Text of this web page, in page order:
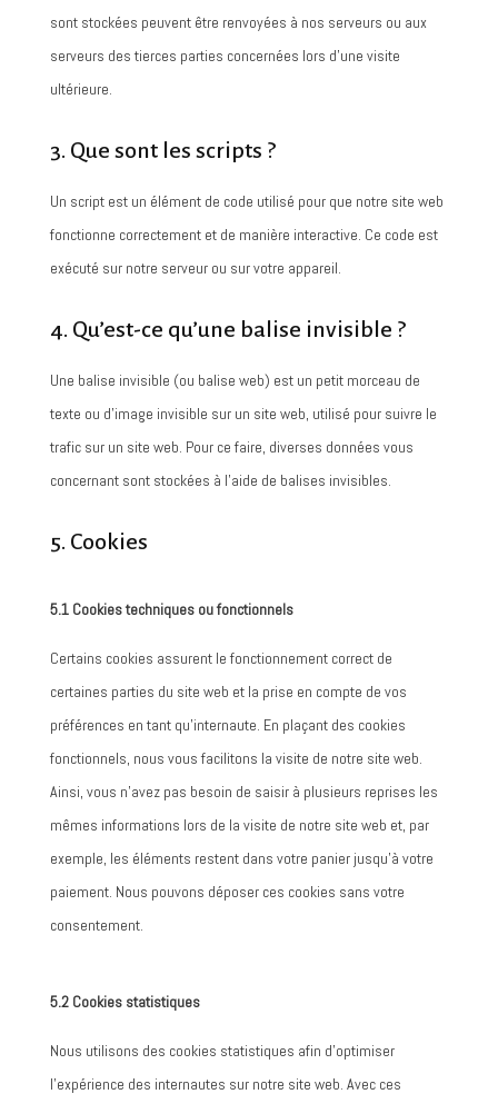
sont stockées peuvent être renvoyées à nos serveurs ou aux
serveurs des tierces parties concernées lors d’une visite
ultérieure.
3. Que sont les scripts ?
Un script est un élément de code utilisé pour que notre site web
fonctionne correctement et de manière interactive. Ce code est
exécuté sur notre serveur ou sur votre appareil.
4. Qu’est-ce qu’une balise invisible ?
Une balise invisible (ou balise web) est un petit morceau de
texte ou d’image invisible sur un site web, utilisé pour suivre le
trafic sur un site web. Pour ce faire, diverses données vous
concernant sont stockées à l’aide de balises invisibles.
5. Cookies
5.1 Cookies techniques ou fonctionnels
Certains cookies assurent le fonctionnement correct de
certaines parties du site web et la prise en compte de vos
préférences en tant qu’internaute. En plaçant des cookies
fonctionnels, nous vous facilitons la visite de notre site web.
Ainsi, vous n’avez pas besoin de saisir à plusieurs reprises les
mêmes informations lors de la visite de notre site web et, par
exemple, les éléments restent dans votre panier jusqu’à votre
paiement. Nous pouvons déposer ces cookies sans votre
consentement.
5.2 Cookies statistiques
Nous utilisons des cookies statistiques afin d’optimiser
l’expérience des internautes sur notre site web. Avec ces